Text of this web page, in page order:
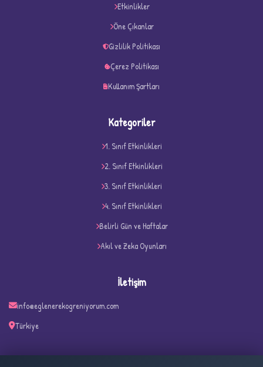
D
Etkinlikler
Öne Çıkanlar
Gizlilik Politikası
Çerez Politikası
Kullanım Şartları
Kategoriler
1. Sınıf Etkinlikleri
2. Sınıf Etkinlikleri
3. Sınıf Etkinlikleri
4. Sınıf Etkinlikleri
Belirli Gün ve Haftalar
Akıl ve Zeka Oyunları
İletişim
info@eglenerekogreniyorum.com
Türkiye